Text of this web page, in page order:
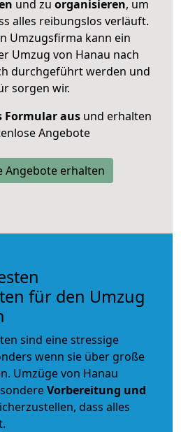
und zu organisieren, um
alles reibungslos verläuft.
Umzugsfirma kann ein
Umzug von Hanau nach
durchgeführt werden und
sorgen wir.
Formular ausund erhalten
Angebote
Angebote erhalten
für den Umzug
sind eine stressige
wenn sie über große
Umzüge von Hanau
Vorbereitung und
dass alles